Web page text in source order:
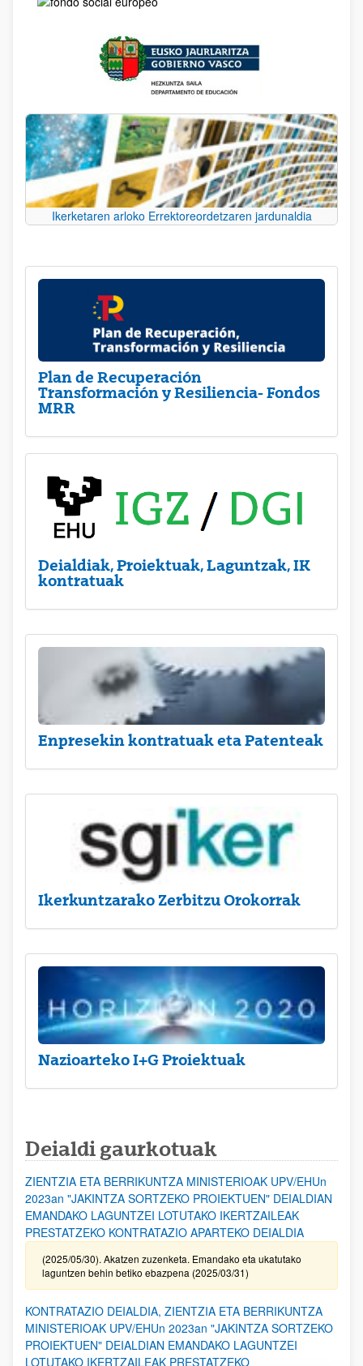
Ikerketaren arloko Errektoreordetzaren jardunaldia
Plan de Recuperación
Transformación y Resiliencia- Fondos
MRR
Deialdiak, Proiektuak, Laguntzak, IK
kontratuak
Enpresekin kontratuak eta Patenteak
Ikerkuntzarako Zerbitzu Orokorrak
Nazioarteko I+G Proiektuak
Deialdi gaurkotuak
ZIENTZIA ETA BERRIKUNTZA MINISTERIOAK UPV/EHUn
2023an "JAKINTZA SORTZEKO PROIEKTUEN" DEIALDIAN
EMANDAKO LAGUNTZEI LOTUTAKO IKERTZAILEAK
PRESTATZEKO KONTRATAZIO APARTEKO DEIALDIA
(2025/05/30). Akatzen zuzenketa. Emandako eta ukatutako
laguntzen behin betiko ebazpena (2025/03/31)
KONTRATAZIO DEIALDIA, ZIENTZIA ETA BERRIKUNTZA
MINISTERIOAK UPV/EHUn 2023an "JAKINTZA SORTZEKO
PROIEKTUEN" DEIALDIAN EMANDAKO LAGUNTZEI
LOTUTAKO IKERTZAILEAK PRESTATZEKO